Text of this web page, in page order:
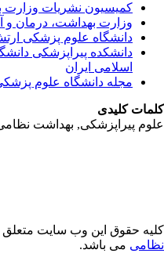
کمیسیون نشریات وزارت
وزارت بهداشت، درمان و
دانشگاه علوم پزشکی ارتش
دانشکده پیراپزشکی
اسلامی ایران
مجله دانشگاه علوم
کلیدی
پیراپزشکی, بهداشت
حقوق این وب سایت متعلق
می باشد.